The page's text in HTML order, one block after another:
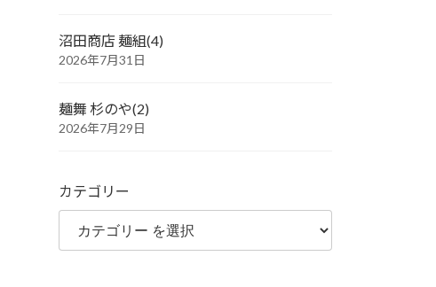
沼田商店 麺組(4)
2026年7月31日
麺舞 杉のや(2)
2026年7月29日
カテゴリー